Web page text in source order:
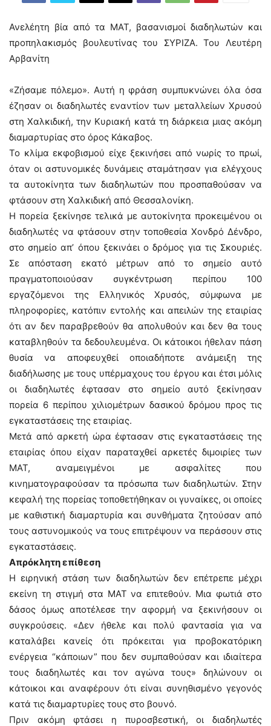
Ανελέητη βία από τα ΜΑΤ, βασανισμοί διαδηλωτών και
προπηλακισμός βουλευτίνας του ΣΥΡΙΖΑ. Του Λευτέρη
Αρβανίτη
«Ζήσαμε πόλεμο». Αυτή η φράση συμπυκνώνει όλα όσα
έζησαν οι διαδηλωτές εναντίον των μεταλλείων Χρυσού
στη Χαλκιδική, την Κυριακή κατά τη διάρκεια μιας ακόμη
διαμαρτυρίας στο όρος Κάκαβος.
Το κλίμα εκφοβισμού είχε ξεκινήσει από νωρίς το πρωί,
όταν οι αστυνομικές δυνάμεις σταμάτησαν για ελέγχους
τα αυτοκίνητα των διαδηλωτών που προσπαθούσαν να
φτάσουν στη Χαλκιδική από Θεσσαλονίκη.
Η πορεία ξεκίνησε τελικά με αυτοκίνητα προκειμένου οι
διαδηλωτές να φτάσουν στην τοποθεσία Χονδρό Δένδρο,
στο σημείο απ’ όπου ξεκινάει ο δρόμος για τις Σκουριές.
Σε απόσταση εκατό μέτρων από το σημείο αυτό
πραγματοποιούσαν συγκέντρωση περίπου 100
εργαζόμενοι της Ελληνικός Χρυσός, σύμφωνα με
πληροφορίες, κατόπιν εντολής και απειλών της εταιρίας
ότι αν δεν παραβρεθούν θα απολυθούν και δεν θα τους
καταβληθούν τα δεδουλευμένα. Οι κάτοικοι ήθελαν πάση
θυσία να αποφευχθεί οποιαδήποτε ανάμειξη της
διαδήλωσης με τους υπέρμαχους του έργου και έτσι μόλις
οι διαδηλωτές έφτασαν στο σημείο αυτό ξεκίνησαν
πορεία 6 περίπου χιλιομέτρων δασικού δρόμου προς τις
εγκαταστάσεις της εταιρίας.
Μετά από αρκετή ώρα έφτασαν στις εγκαταστάσεις της
εταιρίας όπου είχαν παραταχθεί αρκετές διμοιρίες των
ΜΑΤ, αναμειγμένοι με ασφαλίτες που
κινηματογραφούσαν τα πρόσωπα των διαδηλωτών. Στην
κεφαλή της πορείας τοποθετήθηκαν οι γυναίκες, οι οποίες
με καθιστική διαμαρτυρία και συνθήματα ζητούσαν από
τους αστυνομικούς να τους επιτρέψουν να περάσουν στις
εγκαταστάσεις.
Απρόκλητη επίθεση
Η ειρηνική στάση των διαδηλωτών δεν επέτρεπε μέχρι
εκείνη τη στιγμή στα ΜΑΤ να επιτεθούν. Μια φωτιά στο
δάσος όμως αποτέλεσε την αφορμή να ξεκινήσουν οι
συγκρούσεις. «Δεν ήθελε και πολύ φαντασία για να
καταλάβει κανείς ότι πρόκειται για προβοκατόρικη
ενέργεια “κάποιων” που δεν συμπαθούσαν και ιδιαίτερα
τους διαδηλωτές και τον αγώνα τους» δηλώνουν οι
κάτοικοι και αναφέρουν ότι είναι συνηθισμένο γεγονός
κατά τις διαμαρτυρίες τους στο βουνό.
Πριν ακόμη φτάσει η πυροσβεστική, οι διαδηλωτές